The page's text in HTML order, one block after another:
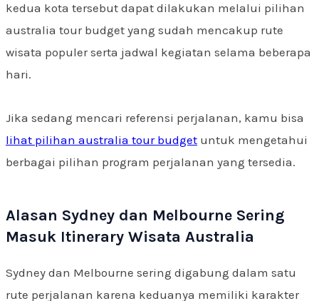
kedua kota tersebut dapat dilakukan melalui pilihan
australia tour budget yang sudah mencakup rute
wisata populer serta jadwal kegiatan selama beberapa
hari.
Jika sedang mencari referensi perjalanan, kamu bisa
lihat pilihan australia tour budget untuk mengetahui
berbagai pilihan program perjalanan yang tersedia.
Alasan Sydney dan Melbourne Sering
Masuk Itinerary Wisata Australia
Sydney dan Melbourne sering digabung dalam satu
rute perjalanan karena keduanya memiliki karakter